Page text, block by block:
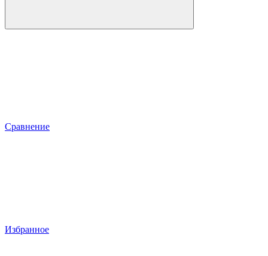
Сравнение
Избранное